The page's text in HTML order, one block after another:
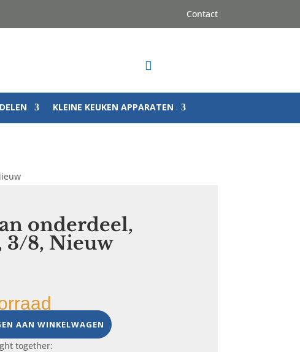
Contact

KLEINE KEUKEN APPARATEN
onderdeel,
3/8, Nieuw
AAN WINKELWAGEN
together: